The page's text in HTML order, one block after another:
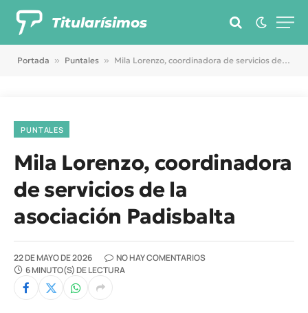
Titularísimos
Portada » Puntales » Mila Lorenzo, coordinadora de servicios de la asociación Padisbalta
PUNTALES
Mila Lorenzo, coordinadora
de servicios de la
asociación Padisbalta
22 DE MAYO DE 2026
NO HAY COMENTARIOS
6 MINUTO(S) DE LECTURA